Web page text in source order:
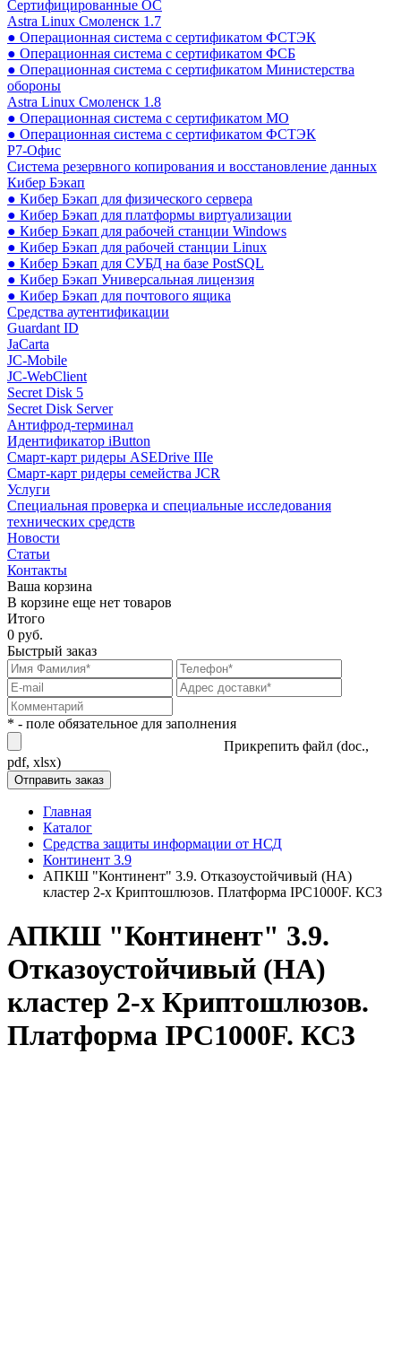
Сертифицированные ОС
Astra Linux Смоленск 1.7
● Операционная система с сертификатом ФСТЭК
● Операционная система с сертификатом ФСБ
● Операционная система с сертификатом Министерства
обороны
Astra Linux Смоленск 1.8
● Операционная система с сертификатом МО
● Операционная система с сертификатом ФСТЭК
Р7-Офис
Система резервного копирования и восстановление данных
Кибер Бэкап
● Кибер Бэкап для физического сервера
● Кибер Бэкап для платформы виртуализации
● Кибер Бэкап для рабочей станции Windows
● Кибер Бэкап для рабочей станции Linux
● Кибер Бэкап для СУБД на базе PostSQL
● Кибер Бэкап Универсальная лицензия
● Кибер Бэкап для почтового ящика
Средства аутентификации
Guardant ID
JaCarta
JC-Mobile
JC-WebClient
Secret Disk 5
Secret Disk Server
Антифрод-терминал
Идентификатор iButton
Смарт-карт ридеры ASEDrive IIIe
Смарт-карт ридеры семейства JCR
Услуги
Специальная проверка и специальные исследования
технических средств
Новости
Статьи
Контакты
Ваша корзина
В корзине еще нет товаров
Итого
0 руб.
Быстрый заказ
* - поле обязательное для заполнения
Прикрепить файл (doc.,
pdf, xlsx)
Главная
Каталог
Средства защиты информации от НСД
Континент 3.9
АПКШ "Континент" 3.9. Отказоустойчивый (HA)
кластер 2-х Криптошлюзов. Платформа IPC1000F. КС3
АПКШ "Континент" 3.9.
Отказоустойчивый (HA)
кластер 2-х Криптошлюзов.
Платформа IPC1000F. КС3